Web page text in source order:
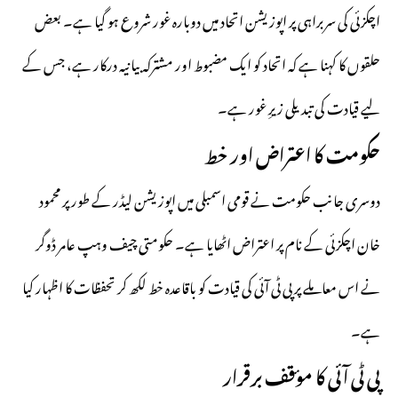
اچکزئی کی سربراہی پر اپوزیشن اتحاد میں دوبارہ غور شروع ہو گیا ہے۔ بعض
حلقوں کا کہنا ہے کہ اتحاد کو ایک مضبوط اور مشترکہ بیانیہ درکار ہے، جس کے
لیے قیادت کی تبدیلی زیرِ غور ہے۔
حکومت کا اعتراض اور خط
دوسری جانب حکومت نے قومی اسمبلی میں اپوزیشن لیڈر کے طور پر محمود
خان اچکزئی کے نام پر اعتراض اٹھایا ہے۔ حکومتی چیف وہپ عامر ڈوگر
نے اس معاملے پر پی ٹی آئی کی قیادت کو باقاعدہ خط لکھ کر تحفظات کا اظہار کیا
ہے۔
پی ٹی آئی کا مؤقف برقرار